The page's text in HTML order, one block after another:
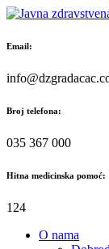
Skip
content
Email:
Broj telefona:
035 367 000
Hitna medicinska pomoć:
124
O nama